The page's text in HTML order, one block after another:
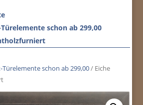
schon ab 299,00
schon ab 299,00/ Eiche